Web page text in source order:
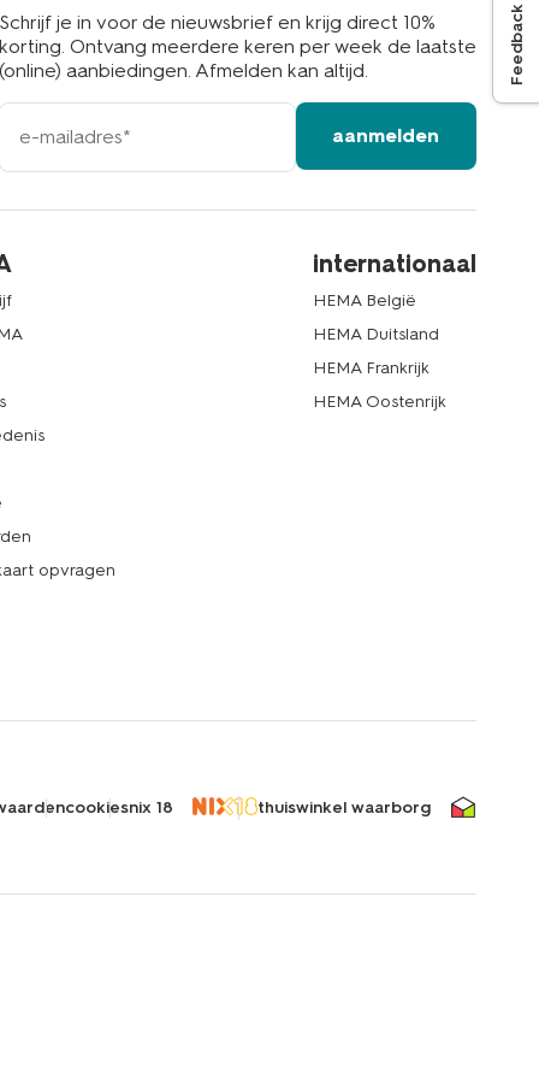
Schrijf je in voor de nieuwsbrief en krijg direct 10%
korting. Ontvang meerdere keren per week de laatste
(online) aanbiedingen. Afmelden kan altijd.
e-
mailadres
aanmelden
opvragen
internationaal
HEMA België
HEMA Duitsland
HEMA Frankrijk
HEMA Oostenrijk
cookiesnix 18 thuiswinkel waarborg
Feedback